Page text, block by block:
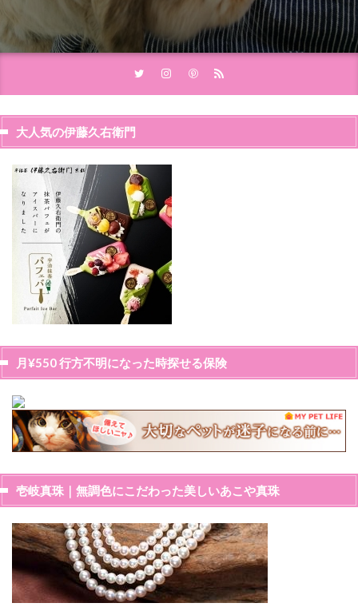
大人気の伊藤久右衛門
月¥550 行方不明になった時探せる保険
壱岐真珠｜無調色にこだわった美しいあこや真珠